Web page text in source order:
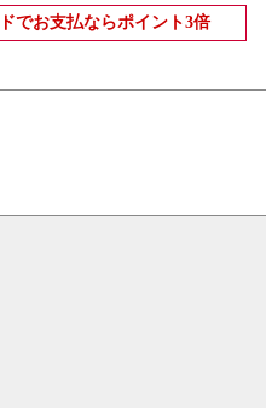
でお支払ならポイント3倍